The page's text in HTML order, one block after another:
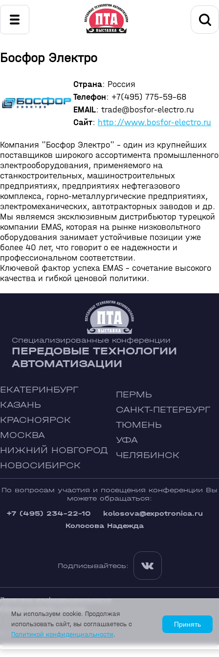
Босфор Электро
Страна: Россия
Телефон: +7(495) 775-59-68
EMAIL: trade@bosfor-electro.ru
Сайт: http://www.bosfor-electro.ru
Компания "Босфор Электро" - один из крупнейших
поставщиков широкого ассортимента промышленного
электрооборудования, применяемого на
станкостроительных, машиностроительных
предприятиях, предприятиях нефтегазового
комплекса, горно-металлургические предприятиях,
электромеханических, автотракторных заводов и др.
Мы являемся эксклюзивным дистрибьютор турецкой
компании EMAS, которая на рынке низковольтного
оборудования занимает устойчивые позиции уже
более 40 лет, что говорит о ее надежности и
профессиональном соответствии.
Ключевой фактор успеха EMAS - сочетание высокого
качества и гибкой ценовой политики.
Специализированные конференции
ПЕРЕДОВЫЕ ТЕХНОЛОГИИ
АВТОМАТИЗАЦИИ
ЕКАТЕРИНБУРГ
КАЗАНЬ
КРАСНОЯРСК
МОСКВА
НИЖНИЙ НОВГОРОД
НОВОСИБИРСК
ПЕРМЬ
САНКТ-ПЕТЕРБУРГ
ТЮМЕНЬ
УФА
ЧЕЛЯБИНСК
По вопросам участия и посещения конференции Вы
можете обращаться:
+7 (495) 234-22-10
kolosova@expotronica.ru
Колосова Надежда
Подписывайтесь:
Политика конфиденциальности
Общие условия участия
© 2002—2026 «Экспотроника»
Мы используем cookie. Продолжая
использовать сайт, вы соглашаетесь с
Политикой конфиденциальности.
Принять